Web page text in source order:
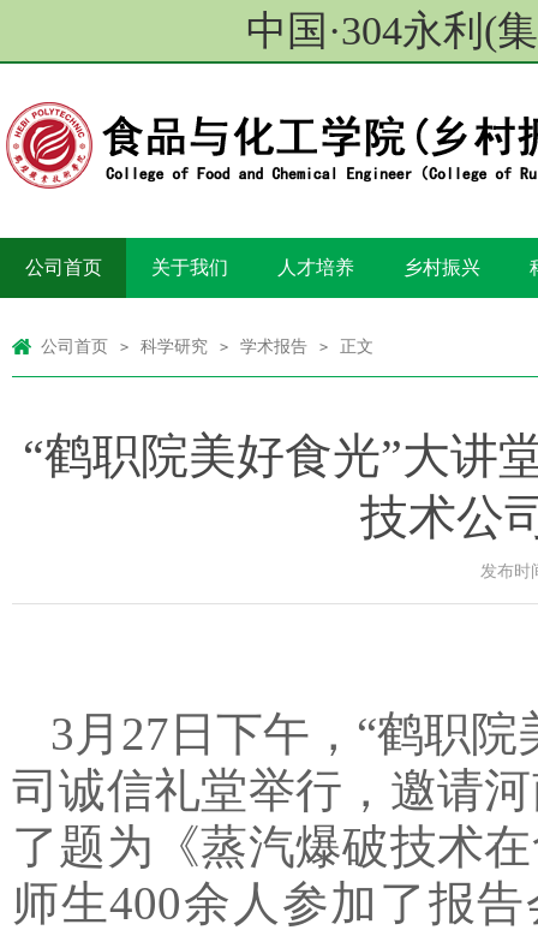
中国·304永利(
公司首页 关于我们 人才培养 乡村振兴
公司首页 > 科学研究 > 学术报告 > 正文
“鹤职院美好食光”大讲
技术公
发布时
3 月27 日下午，“鹤职
司诚信礼堂举行，邀请
了题为《蒸汽爆破技术
师生400余人参加了报